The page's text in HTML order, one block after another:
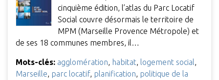
cinquième édition, l’atlas du Parc Locatif
Social couvre désormais le territoire de
MPM (Marseille Provence Métropole) et
de ses 18 communes membres, il…
Mots-clés: agglomération, habitat, logement social,
Marseille, parc locatif, planification, politique de la